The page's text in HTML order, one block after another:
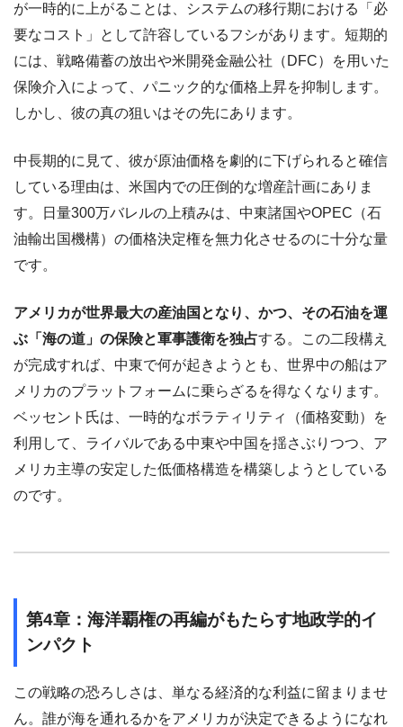
が一時的に上がることは、システムの移行期における「必
要なコスト」として許容しているフシがあります。短期的
には、戦略備蓄の放出や米開発金融公社（DFC）を用いた
保険介入によって、パニック的な価格上昇を抑制します。
しかし、彼の真の狙いはその先にあります。
中長期的に見て、彼が原油価格を劇的に下げられると確信
している理由は、米国内での圧倒的な増産計画にありま
す。日量300万バレルの上積みは、中東諸国やOPEC（石
油輸出国機構）の価格決定権を無力化させるのに十分な量
です。
アメリカが世界最大の産油国となり、かつ、その石油を運
ぶ「海の道」の保険と軍事護衛を独占する。この二段構え
が完成すれば、中東で何が起きようとも、世界中の船はア
メリカのプラットフォームに乗らざるを得なくなります。
ベッセント氏は、一時的なボラティリティ（価格変動）を
利用して、ライバルである中東や中国を揺さぶりつつ、ア
メリカ主導の安定した低価格構造を構築しようとしている
のです。
第4章：海洋覇権の再編がもたらす地政学的イ
ンパクト
この戦略の恐ろしさは、単なる経済的な利益に留まりませ
ん。誰が海を通れるかをアメリカが決定できるようになれ